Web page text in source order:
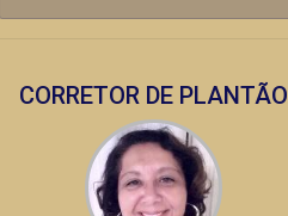
CORRETOR DE PLANTÃO